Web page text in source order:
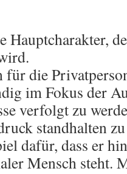
Hauptcharakter,
für die
im Fokus der
verfolgt zu
standhalten
dafür, dass er
Mensch steht.